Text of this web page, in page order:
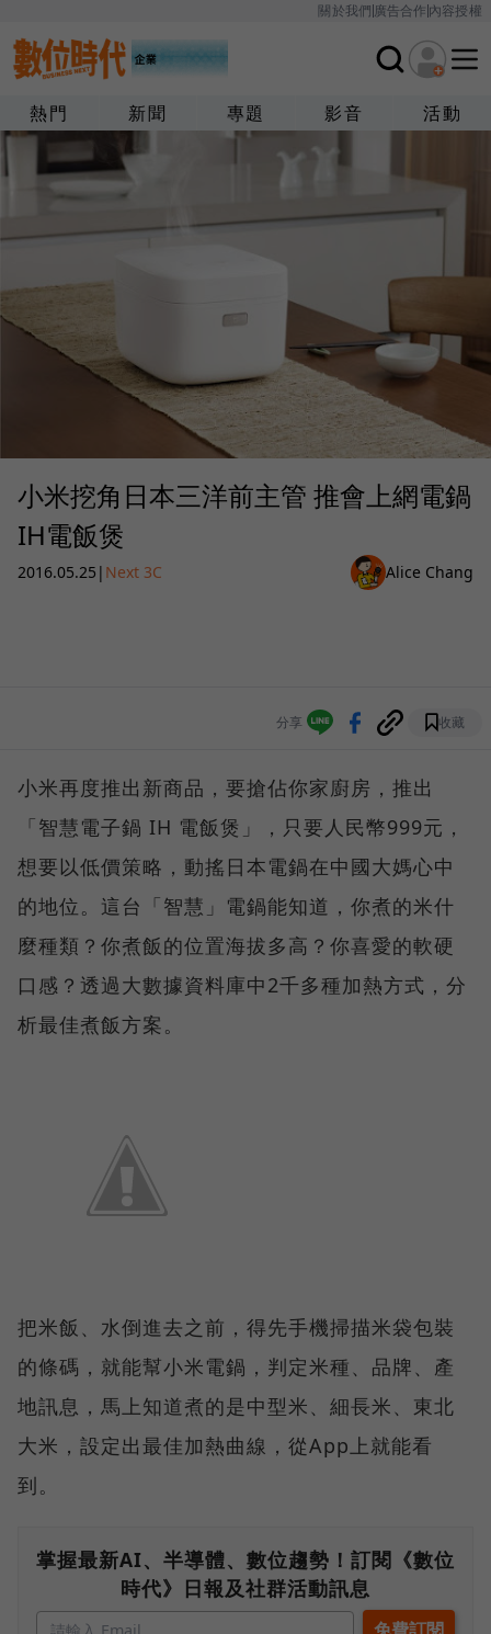
關於我們廣告合作內容授權
熱門 新聞 專題 影音 活動
小米挖角日本三洋前主管 推會上網電鍋
IH電飯煲
2016.05.25 | Next 3C Alice Chang
分享 收藏
小米再度推出新商品，要搶佔你家廚房，推出
「智慧電子鍋 IH 電飯煲」，只要人民幣999元，
想要以低價策略，動搖日本電鍋在中國大媽心中
的地位。這台「智慧」電鍋能知道，你煮的米什
麼種類？你煮飯的位置海拔多高？你喜愛的軟硬
口感？透過大數據資料庫中2千多種加熱方式，分
析最佳煮飯方案。
把米飯、水倒進去之前，得先手機掃描米袋包裝
的條碼，就能幫小米電鍋，判定米種、品牌、產
地訊息，馬上知道煮的是中型米、細長米、東北
大米，設定出最佳加熱曲線，從App上就能看
到。
掌握最新AI、半導體、數位趨勢！訂閱《數位
時代》日報及社群活動訊息